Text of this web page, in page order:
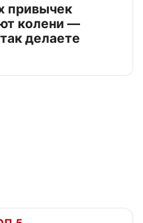
привычек
колени —
делаете